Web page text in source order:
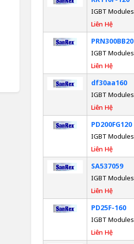
IGBT Modules
Liên Hệ
PRN300BB20
IGBT Modules
Liên Hệ
df30aa160
IGBT Modules
Liên Hệ
PD200FG120
IGBT Modules
Liên Hệ
SA537059
IGBT Modules
Liên Hệ
PD25F-160
IGBT Modules
Liên Hệ